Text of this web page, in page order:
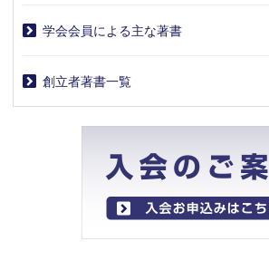
学会会員による主な著書
創立者著書一覧